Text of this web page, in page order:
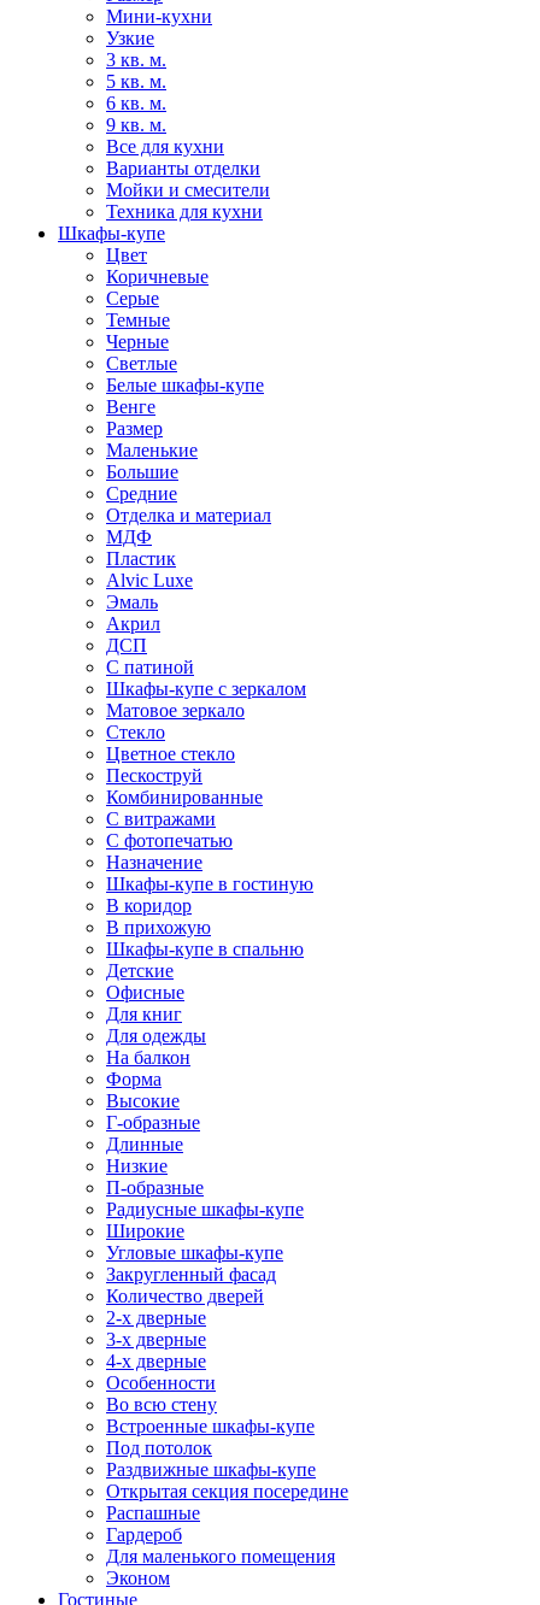
Мини-кухни
Узкие
3 кв. м.
5 кв. м.
6 кв. м.
9 кв. м.
Все для кухни
Варианты отделки
Мойки и смесители
Техника для кухни
Шкафы-купе
Цвет
Коричневые
Серые
Темные
Черные
Светлые
Белые шкафы-купе
Венге
Размер
Маленькие
Большие
Средние
Отделка и материал
МДФ
Пластик
Alvic Luxe
Эмаль
Акрил
ДСП
С патиной
Шкафы-купе с зеркалом
Матовое зеркало
Стекло
Цветное стекло
Пескоструй
Комбинированные
С витражами
С фотопечатью
Назначение
Шкафы-купе в гостиную
В коридор
В прихожую
Шкафы-купе в спальню
Детские
Офисные
Для книг
Для одежды
На балкон
Форма
Высокие
Г-образные
Длинные
Низкие
П-образные
Радиусные шкафы-купе
Широкие
Угловые шкафы-купе
Закругленный фасад
Количество дверей
2-х дверные
3-х дверные
4-х дверные
Особенности
Во всю стену
Встроенные шкафы-купе
Под потолок
Раздвижные шкафы-купе
Открытая секция посередине
Распашные
Гардероб
Для маленького помещения
Эконом
Гостиные